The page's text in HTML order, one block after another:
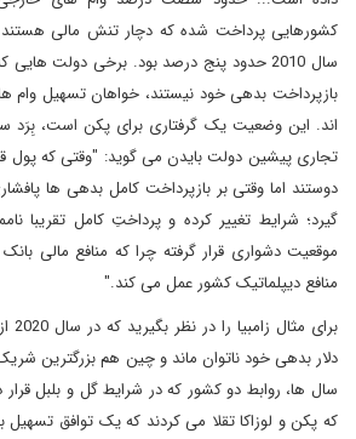
کشورهایی پرداخت شده که دچار تنش مالی
سال 2010 حدود پنج درصد بود. برخی دولت
بازپرداخت بدهی خود نیستند، خواهان تسهیل وام
تجاری پیشین دولت بایدن می گوید: "وقتی که پول
دوستند اما وقتی بر بازپرداخت کامل بدهی ها
گیرد؛ شرایط تغییر کرده و پرداختِ کامل تقریبا
موقعیت دشواری قرار گرفته چرا که منافع مالی
منافع دیپلماتیک کشور عمل می کند."
دلار بدهی خود ناتوان ماند و چین هم بزرگترین
سال ها، روابط دو کشور که در شرایط گل و بلبل
که پکن و لوزاکا تقلا می کردند که یک توافق